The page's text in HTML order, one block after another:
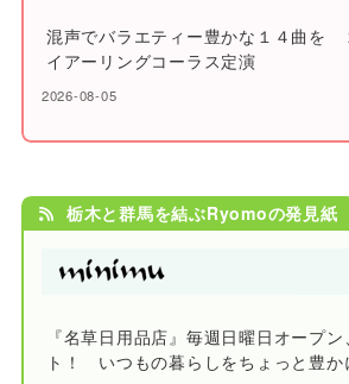
混声でバラエティー豊かな１４曲を
イアーリングコーラス定演
2026-08-05
栃木と群馬を結ぶRyomoの発見紙
『名草日用品店』毎週日曜日オープ
ト！ いつもの暮らしをちょっと豊か